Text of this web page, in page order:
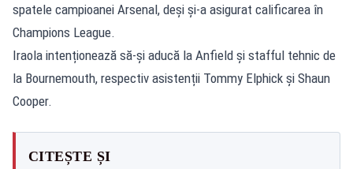
spatele campioanei Arsenal, deși și-a asigurat calificarea în
Champions League.
Iraola intenționează să-și aducă la Anfield și stafful tehnic de
la Bournemouth, respectiv asistenții Tommy Elphick și Shaun
Cooper.
CITEȘTE ȘI